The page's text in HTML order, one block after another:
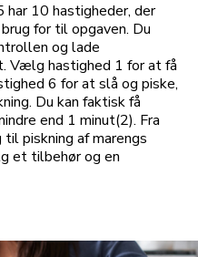
10 hastigheder, der
for til opgaven. Du
og lade
Vælg hastighed 1 for at få
6 for at slå og piske,
Du kan faktisk få
end 1 minut(2). Fra
piskning af marengs
et tilbehør og en